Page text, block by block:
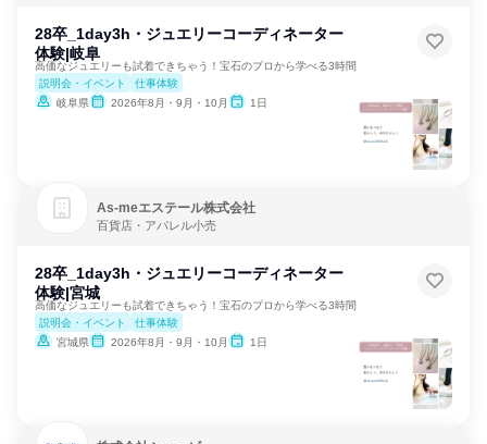
28卒_1day3h・ジュエリーコーディネーター
体験|岐阜
高価なジュエリーも試着できちゃう！宝石のプロから学べる3時間
説明会・イベント
仕事体験
岐阜県
2026年8月・9月・10月 1日
As‐meエステール株式会社
百貨店・アパレル小売
28卒_1day3h・ジュエリーコーディネーター
体験|宮城
高価なジュエリーも試着できちゃう！宝石のプロから学べる3時間
説明会・イベント
仕事体験
宮城県
2026年8月・9月・10月 1日